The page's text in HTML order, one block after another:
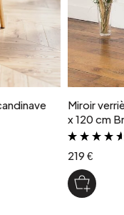
Miroir
x 120 cm
219 €